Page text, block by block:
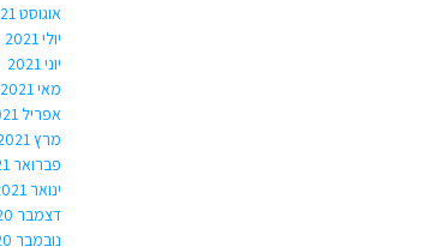
אוגוסט 2021
יולי 2021
יוני 2021
מאי 2021
אפריל 2021
מרץ 2021
פברואר 2021
ינואר 2021
דצמבר 2020
נובמבר 2020